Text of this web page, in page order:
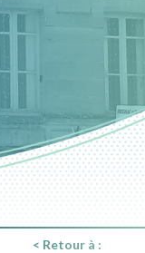
< Retour à :